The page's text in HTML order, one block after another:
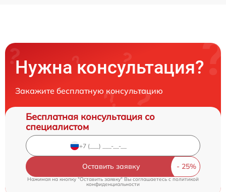
Нужна консультация?
Закажите бесплатную консультацию
Бесплатная консультация со
специалистом
Оставить заявку
Нажимая на кнопку "Оставить заявку" Вы соглашаетесь cполитикой
конфиденциальности